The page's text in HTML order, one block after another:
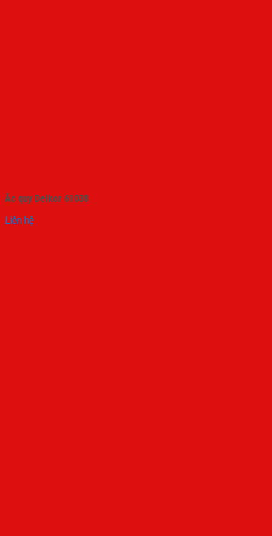
Ắc quy Delkor 61038
Liên hệ